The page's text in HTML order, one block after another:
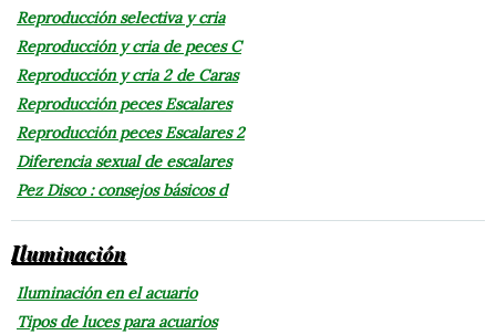
Reproducción selectiva y cria
Reproducción y cria de peces C
Reproducción y cria 2 de Caras
Reproducción peces Escalares
Reproducción peces Escalares 2
Diferencia sexual de escalares
Pez Disco : consejos básicos d
Iluminación
Iluminación en el acuario
Tipos de luces para acuarios